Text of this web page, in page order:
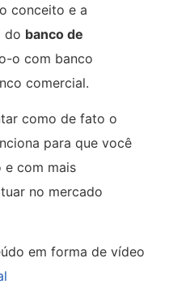
conceito e a
do banco de
o com banco
comercial.
como de fato o
para que você
e com mais
no mercado
em forma de vídeo